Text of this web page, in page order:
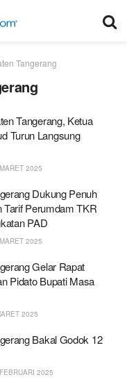
Tangerang
Tangerang, Ketua
Turun Langsung
2025
Dukung Penuh
Perumdam TKR
PAD
2025
Gelar Rapat
Pidato Bupati Masa
2025
Bakal Godok 12
2025